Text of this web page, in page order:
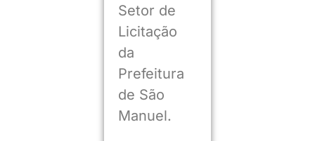
Setor de
Licitação
da
Prefeitura
de São
Manuel.